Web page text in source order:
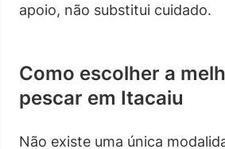
apoio, não substitui cuidado.
Como escolher a
pescar em Itacaiu
Não existe uma única